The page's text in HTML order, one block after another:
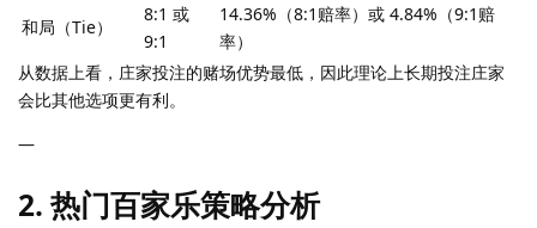
和局（Tie）
8:1 或
9:1
14.36%（8:1赔率）或 4.84%（9:1赔
率）
从数据上看，庄家投注的赌场优势最低，因此理论上长期投注庄家
会比其他选项更有利。
—
2. 热门百家乐策略分析